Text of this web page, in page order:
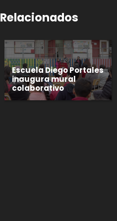
Relacionados
Escuela Diego Portales
inaugura mural
colaborativo